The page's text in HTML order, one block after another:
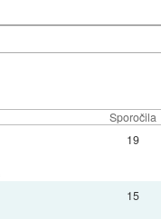
Sporočila
19
15